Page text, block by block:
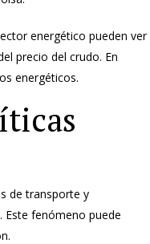
energético pueden ver
precio del crudo. En
energéticos.
de transporte y
Este fenómeno puede